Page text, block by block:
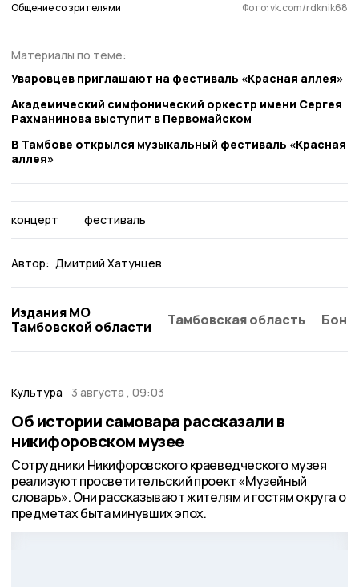
Общение со зрителями Фото: vk.com/rdknik68
Материалы по теме:
Уваровцев приглашают на фестиваль «Красная аллея»
Академический симфонический оркестр имени Сергея
Рахманинова выступит в Первомайском
В Тамбове открылся музыкальный фестиваль «Красная
аллея»
концерт фестиваль
Автор: Дмитрий Хатунцев
Издания МО
Тамбовской области
Тамбовская область
Культура 3 августа , 09:03
Об истории самовара рассказали в
никифоровском музее
Сотрудники Никифоровского краеведческого музея
реализуют просветительский проект «Музейный
словарь». Они рассказывают жителям и гостям округа о
предметах быта минувших эпох.